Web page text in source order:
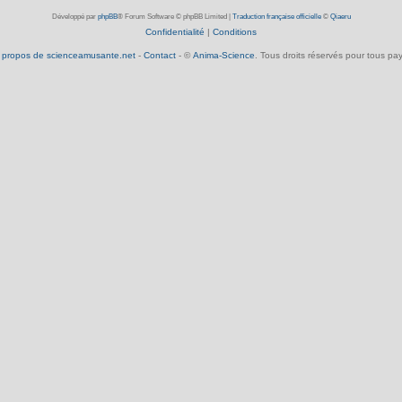
Développé par phpBB® Forum Software © phpBB Limited Traduction française officielle© Qiaeru
Confidentialité | Conditions
de scienceamusante.net- Contact- © Anima-Science . Tous droits réservés pour tous